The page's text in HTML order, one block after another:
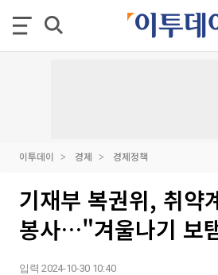
이투데이 경제 경제정책
기재부 복권위, 취약
봉사…"겨울나기 보
입력 2024-10-30 10:40